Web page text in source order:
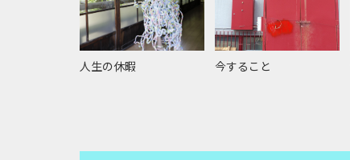
人生の休暇 今すること